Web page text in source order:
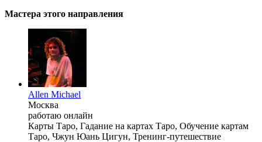
Мастера этого направления
Allen Michael
Москва
работаю онлайн
Карты Таро, Гадание на картах Таро, Обучение картам
Таро, Чжун Юань Цигун, Тренинг-путешествие